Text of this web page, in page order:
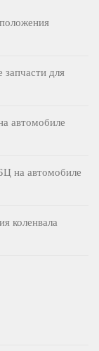
запчасти для
автомобиле
на автомобиле
коленвала